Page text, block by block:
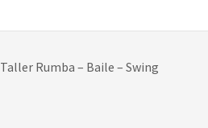
Taller Rumba – Baile – Swing